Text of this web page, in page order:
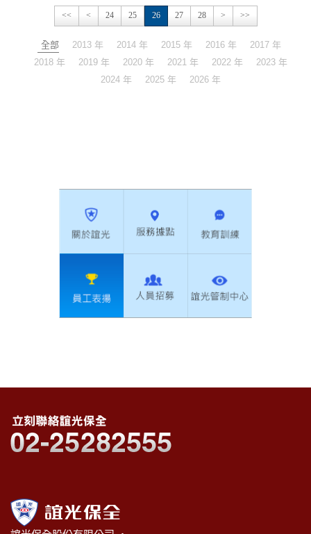
<< < 24 25 26 27 28 > >>
全部 2013 年 2014 年 2015 年 2016 年
2017 年
2018 年
2019 年 2020 年 2021 年 2022 年
2023 年
2024 年
2025 年 2026 年